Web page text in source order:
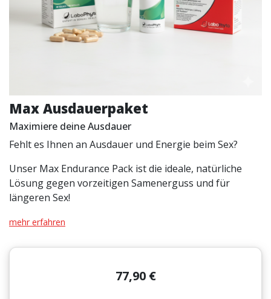
Max Ausdauerpaket
Maximiere deine Ausdauer
Fehlt es Ihnen an Ausdauer und Energie beim Sex?
Unser Max Endurance Pack ist die ideale, natürliche
Lösung gegen vorzeitigen Samenerguss und für
längeren Sex!
mehr erfahren
77,90 €